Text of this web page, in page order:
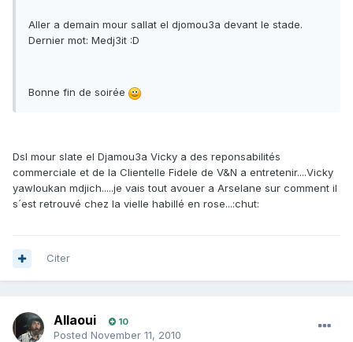
Aller a demain mour sallat el djomou3a devant le stade.
Dernier mot: Medj3it :D
Bonne fin de soirée
Dsl mour slate el Djamou3a Vicky a des reponsabilités
commerciale et de la Clientelle Fidele de V&N a entretenir....Vicky
yawloukan mdjich.....je vais tout avouer a Arselane sur comment il
s´est retrouvé chez la vielle habillé en rose...:chut:
Citer
Allaoui 10
Posted November 11, 2010